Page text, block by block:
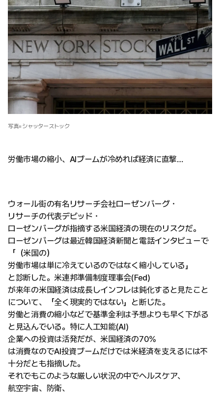
写真=シャッターストック
労働市場の縮小、AIブームが冷めれば経済に直撃…
ウォール街の有名リサーチ会社ローゼンバーグ・
リサーチの代表デビッド・
ローゼンバーグが指摘する米国経済の現在のリスクだ。
ローゼンバーグは最近韓国経済新聞と電話インタビューで
「（米国の）
労働市場は単に冷えているのではなく縮小している」
と診断した。米連邦準備制度理事会(Fed)
が来年の米国経済は成長しインフレは鈍化すると見たこと
について、「全く現実的ではない」と断じた。
労働と消費の縮小などで基準金利は予想よりも早く下がる
と見込んでいる。特に人工知能(AI)
企業への投資は活発だが、米国経済の70%
は消費なのでAI投資ブームだけでは米経済を支えるには不
十分だとも指摘した。
それでもこのような厳しい状況の中でヘルスケア、
航空宇宙、防衛、